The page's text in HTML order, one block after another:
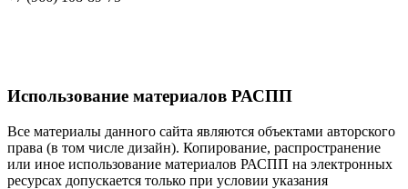
Использование материалов РАСПП
Все материалы данного сайта являются объектами авторского
права (в том числе дизайн). Копирование, распространение
или иное использование материалов РАСПП на электронных
ресурсах допускается только при условии указания